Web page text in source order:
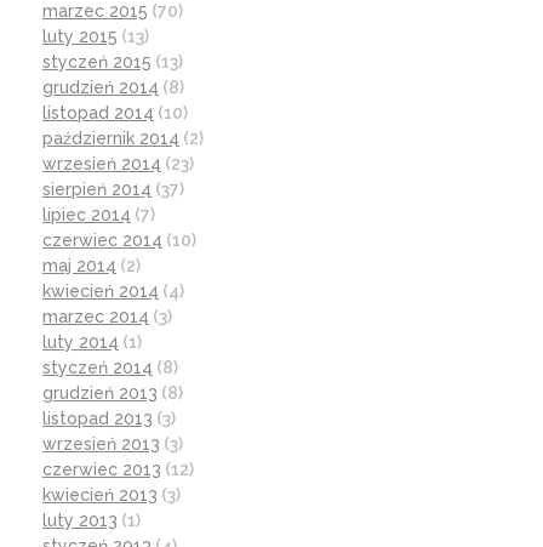
marzec 2015 (70)
luty 2015 (13)
styczeń 2015 (13)
grudzień 2014 (8)
listopad 2014 (10)
październik 2014 (2)
wrzesień 2014 (23)
sierpień 2014 (37)
lipiec 2014 (7)
czerwiec 2014 (10)
maj 2014 (2)
kwiecień 2014 (4)
marzec 2014 (3)
luty 2014 (1)
styczeń 2014 (8)
grudzień 2013 (8)
listopad 2013 (3)
wrzesień 2013 (3)
czerwiec 2013 (12)
kwiecień 2013 (3)
luty 2013 (1)